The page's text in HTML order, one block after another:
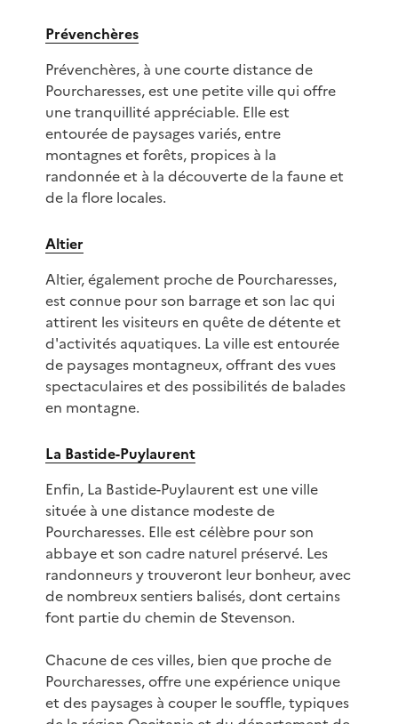
Prévenchères
Prévenchères, à une courte distance de
Pourcharesses, est une petite ville qui offre
une tranquillité appréciable. Elle est
entourée de paysages variés, entre
montagnes et forêts, propices à la
randonnée et à la découverte de la faune et
de la flore locales.
Altier
Altier, également proche de Pourcharesses,
est connue pour son barrage et son lac qui
attirent les visiteurs en quête de détente et
d'activités aquatiques. La ville est entourée
de paysages montagneux, offrant des vues
spectaculaires et des possibilités de balades
en montagne.
La Bastide-Puylaurent
Enfin, La Bastide-Puylaurent est une ville
située à une distance modeste de
Pourcharesses. Elle est célèbre pour son
abbaye et son cadre naturel préservé. Les
randonneurs y trouveront leur bonheur, avec
de nombreux sentiers balisés, dont certains
font partie du chemin de Stevenson.
Chacune de ces villes, bien que proche de
Pourcharesses, offre une expérience unique
et des paysages à couper le souffle, typiques